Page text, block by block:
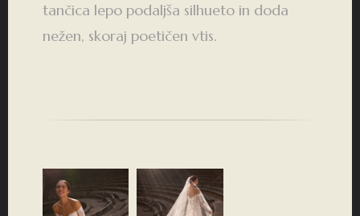
tančica lepo podaljša silhueto in doda
nežen, skoraj poetičen vtis.